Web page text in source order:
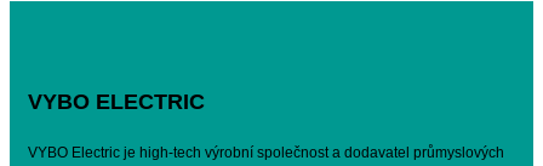
VYBO ELECTRIC
VYBO Electric je high-tech výrobní společnost a dodavatel průmyslových